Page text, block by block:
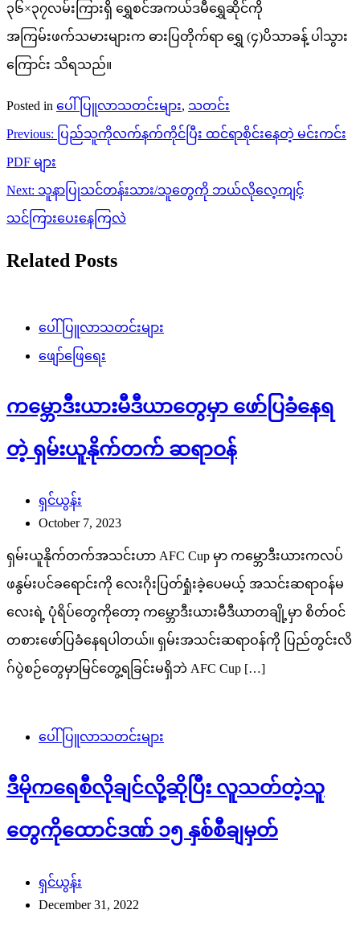
၃၆×၃၇လမ်းကြားရှိ ရွှေစင်အကယ်ဒမီရွှေဆိုင်ကို
အကြမ်းဖက်သမားများက ဓားပြတိုက်ရာ ရွှေ (၄)ပိသာခန့် ပါသွား
ကြောင်း သိရသည်။
Posted in ပေါ်ပြူလာသတင်းများ, သတင်း
Post
navigation
Previous: ပြည်သူကိုလက်နက်ကိုင်ပြီး ထင်ရာစိုင်းနေတဲ့ မင်းကင်း
PDF များ
Next: သူနာပြုသင်တန်းသား/သူတွေကို ဘယ်လိုလေ့ကျင့်
သင်ကြားပေးနေကြလဲ
Related Posts
ပေါ်ပြူလာသတင်းများ
ဖျော်ဖြေရေး
ကမ္ဘောဒီးယားမီဒီယာတွေမှာ ဖော်ပြခံနေရ
တဲ့ ရှမ်းယူနိုက်တက် ဆရာဝန်
ရှင်ယွန်း
October 7, 2023
ရှမ်းယူနိုက်တက်အသင်းဟာ AFC Cup မှာ ကမ္ဘောဒီးယားကလပ်
ဖနွမ်းပင်ခရောင်းကို လေးဂိုးပြတ်ရှုံးခဲ့ပေမယ့် အသင်းဆရာဝန်မ
လေးရဲ့ ပုံရိပ်တွေကိုတော့ ကမ္ဘောဒီးယားမီဒီယာတချို့မှာ စိတ်ဝင်
တစားဖော်ပြခံနေရပါတယ်။ ရှမ်းအသင်းဆရာဝန်ကို ပြည်တွင်းလိ
ဂ်ပွဲစဉ်တွေမှာမြင်တွေ့ရခြင်းမရှိဘဲ AFC Cup […]
ပေါ်ပြူလာသတင်းများ
ဒီမိုကရေစီလိုချင်လို့ဆိုပြီး လူသတ်တဲ့သူ
တွေကိုထောင်ဒဏ် ၁၅ နှစ်စီချမှတ်
ရှင်ယွန်း
December 31, 2022